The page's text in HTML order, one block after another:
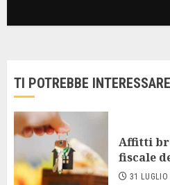
TI POTREBBE
Affitti
fiscale
31